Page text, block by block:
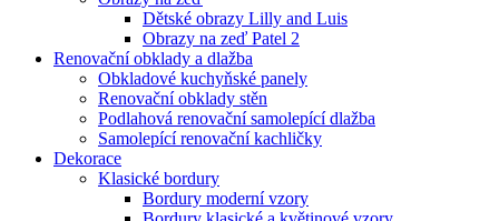
Dětské obrazy Lilly and Luis
Obrazy na zeď Patel 2
Renovační obklady a dlažba
Obkladové kuchyňské panely
Renovační obklady stěn
Podlahová renovační samolepící dlažba
Samolepící renovační kachličky
Dekorace
Klasické bordury
Bordury moderní vzory